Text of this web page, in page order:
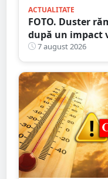
ACTUALITATE
FOTO. Duster
după un impact
implicarea unei
7 august 2026